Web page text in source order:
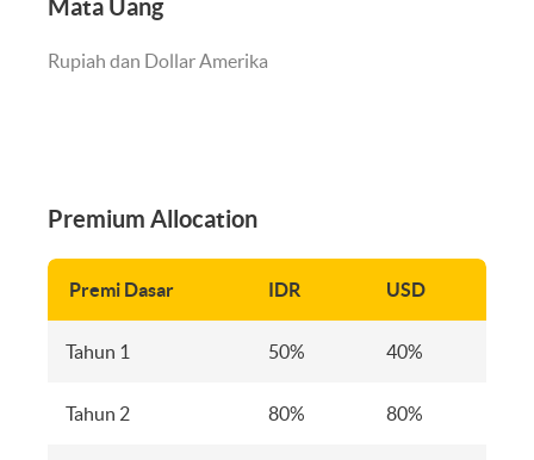
Mata Uang
Rupiah dan Dollar Amerika
Premium Allocation
Premi Dasar IDR USD
Tahun 1 50% 40%
Tahun 2 80% 80%